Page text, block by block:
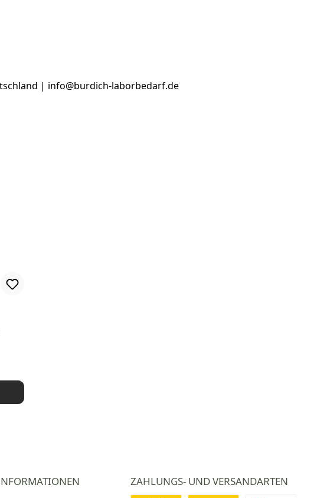
| info@burdich-laborbedarf.de
ZAHLUNGS- UND VERSANDARTEN